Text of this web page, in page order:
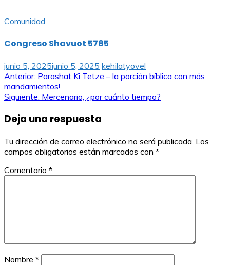
Comunidad
Congreso Shavuot 5785
junio 5, 2025junio 5, 2025 kehilatyovel
Navegación
de
entradas
Anterior: Parashat Ki Tetze – la porción bíblica con más
mandamientos!
Siguiente: Mercenario, ¿por cuánto tiempo?
Deja una respuesta
Tu dirección de correo electrónico no será publicada. Los
campos obligatorios están marcados con *
Comentario *
Nombre *